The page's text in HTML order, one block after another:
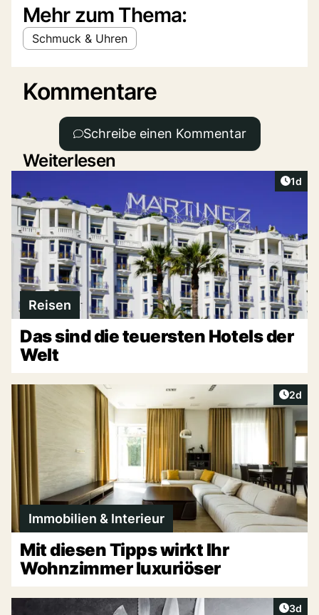
Mehr zum Thema:
Schmuck & Uhren
Kommentare
Schreibe einen Kommentar
Weiterlesen
1d
Reisen
Das sind die teuersten Hotels der
Welt
2d
Immobilien & Interieur
Mit diesen Tipps wirkt Ihr
Wohnzimmer luxuriöser
3d